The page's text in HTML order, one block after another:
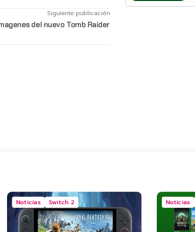
Siguiente publicación
del nuevo Tomb Raider
Noticias Switch 2 Noticias